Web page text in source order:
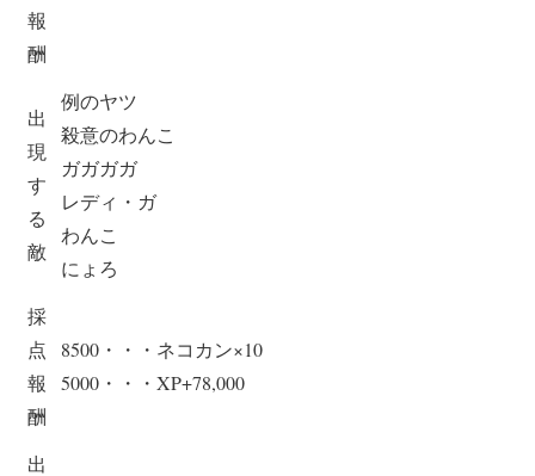
報
酬
出
現
す
る
敵
例のヤツ
殺意のわんこ
ガガガガ
レディ・ガ
わんこ
にょろ
採
点
報
酬
8500・・・ネコカン×10
5000・・・XP+78,000
出